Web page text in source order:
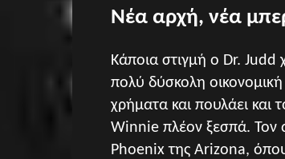
Νέα αρχή, νέα
Κάποια στιγμή ο Dr. Judd
πολύ δύσκολη οικονομική
χρήματα και πουλάει και
Winnie πλέον ξεσπά. Τον
Phoenix της Arizona,